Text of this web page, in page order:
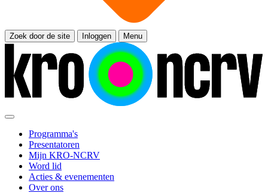
Zoek door de site Inloggen Menu
Programma's
Presentatoren
Mijn KRO-NCRV
Word lid
Acties & evenementen
Over ons